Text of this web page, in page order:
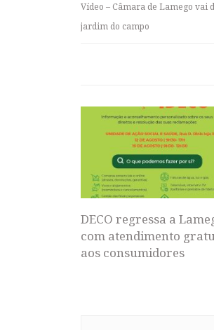
Vídeo – Câmara de Lamego
jardim do campo
DECO regressa a
com atendimento
aos consumidores